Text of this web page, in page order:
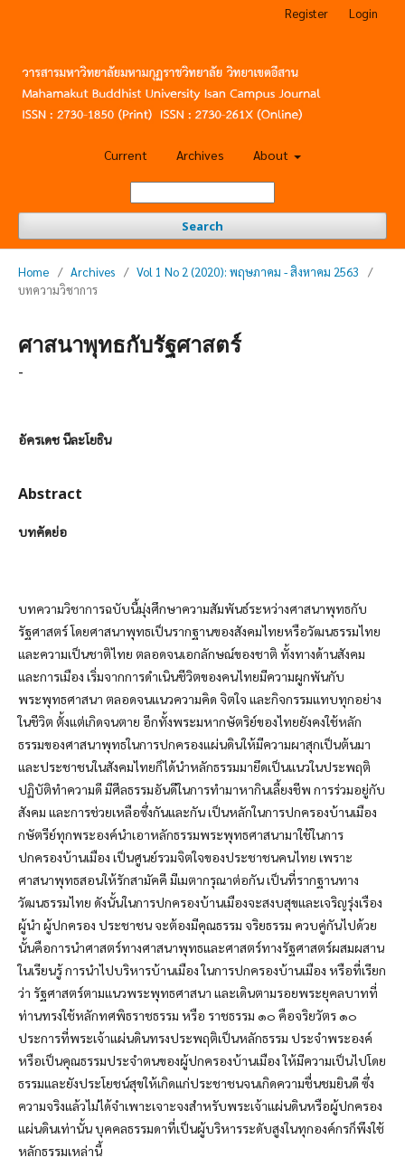
Current Archives About
Search
Register Login
Home / Archives / Vol 1 No 2 (2020): พฤษภาคม - สิงหาคม 2563
/
บทความวิชาการ
ศาสนาพุทธกับรัฐศาสตร์
-
อัครเดช นีละโยธิน
Abstract
บทคัดย่อ
บทความวิชาการฉบับนี้มุ่งศึกษาความสัมพันธ์ระหว่างศาสนาพุทธกับ
รัฐศาสตร์ โดยศาสนาพุทธเป็นรากฐานของสังคมไทยหรือวัฒนธรรมไทย
และความเป็นชาติไทย ตลอดจนเอกลักษณ์ของชาติ ทั้งทางด้านสังคม
และการเมือง เริ่มจากการดำเนินชีวิตของคนไทยมีความผูกพันกับ
พระพุทธศาสนา ตลอดจนแนวความคิด จิตใจ และกิจกรรมแทบทุกอย่าง
ในชีวิต ตั้งแต่เกิดจนตาย อีกทั้งพระมหากษัตริย์ของไทยยังคงใช้หลัก
ธรรมของศาสนาพุทธในการปกครองแผ่นดินให้มีความผาสุกเป็นต้นมา
และประชาชนในสังคมไทยก็ได้นำหลักธรรมมายึดเป็นแนวในประพฤติ
ปฏิบัติทำความดี มีศีลธรรมอันดีในการทำมาหากินเลี้ยงชีพ การร่วมอยู่กับ
สังคม และการช่วยเหลือซึ่งกันและกัน เป็นหลักในการปกครองบ้านเมือง
กษัตรีย์ทุกพระองค์นำเอาหลักธรรมพระพุทธศาสนามาใช้ในการ
ปกครองบ้านเมือง เป็นศูนย์รวมจิตใจของประชาชนคนไทย เพราะ
ศาสนาพุทธสอนให้รักสามัคคี มีเมตากรุณาต่อกัน เป็นที่รากฐานทาง
วัฒนธรรมไทย ดังนั้นในการปกครองบ้านเมืองจะสงบสุขและเจริญรุ่งเรือง
ผู้นำ ผู้ปกครอง ประชาชน จะต้องมีคุณธรรม จริยธรรม ควบคู่กันไปด้วย
นั้นคือการนำศาสตร์ทางศาสนาพุทธและศาสตร์ทางรัฐศาสตร์ผสมผสาน
ในเรียนรู้ การนำไปบริหารบ้านเมือง ในการปกครองบ้านเมือง หรือที่เรียก
ว่า รัฐศาสตร์ตามแนวพระพุทธศาสนา และเดินตามรอยพระยุคลบาทที่
ท่านทรงใช้หลักทศพิธราชธรรม หรือ ราชธรรม ๑๐ คือจริยวัตร ๑๐
ประการที่พระเจ้าแผ่นดินทรงประพฤติเป็นหลักธรรม ประจำพระองค์
หรือเป็นคุณธรรมประจำตนของผู้ปกครองบ้านเมือง ให้มีความเป็นไปโดย
ธรรมและยังประโยชน์สุขให้เกิดแก่ประชาชนจนเกิดความชื่นชมยินดี ซึ่ง
ความจริงแล้วไม่ได้จำเพาะเจาะจงสำหรับพระเจ้าแผ่นดินหรือผู้ปกครอง
แผ่นดินเท่านั้น บุคคลธรรมดาที่เป็นผู้บริหารระดับสูงในทุกองค์กรก็พึงใช้
หลักธรรมเหล่านี้